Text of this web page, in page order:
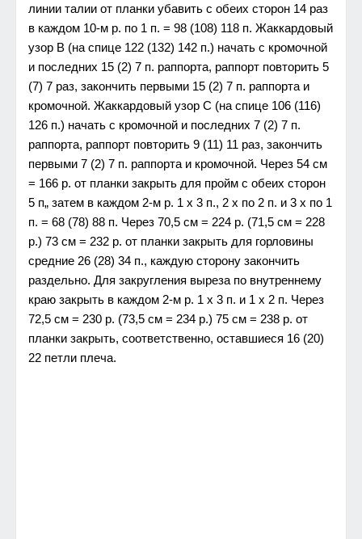
линии талии от планки убавить с обеих сторон 14 раз
в каждом 10-м р. по 1 п. = 98 (108) 118 п. Жаккардовый
узор В (на спице 122 (132) 142 п.) начать с кромочной
и последних 15 (2) 7 п. раппорта, раппорт повторить 5
(7) 7 раз, закончить первыми 15 (2) 7 п. раппорта и
кромочной. Жаккардовый узор С (на спице 106 (116)
126 п.) начать с кромочной и последних 7 (2) 7 п.
раппорта, раппорт повторить 9 (11) 11 раз, закончить
первыми 7 (2) 7 п. раппорта и кромочной. Через 54 см
= 166 р. от планки закрыть для пройм с обеих сторон
5 п„ затем в каждом 2-м р. 1 х 3 п., 2 х по 2 п. и 3 х по 1
п. = 68 (78) 88 п. Через 70,5 см = 224 р. (71,5 см = 228
р.) 73 см = 232 р. от планки закрыть для горловины
средние 26 (28) 34 п., каждую сторону закончить
раздельно. Для закругления выреза по внутреннему
краю закрыть в каждом 2-м р. 1 х 3 п. и 1 х 2 п. Через
72,5 см = 230 р. (73,5 см = 234 р.) 75 см = 238 р. от
планки закрыть, соответственно, оставшиеся 16 (20)
22 петли плеча.